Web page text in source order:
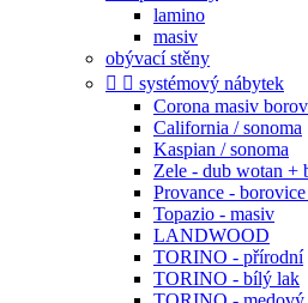
lamino
masiv
obývací stěny
  systémový nábytek
Corona masiv
California / sonoma
Kaspian / sonoma
Zele - dub wotan +
Provance -
Topazio - masiv
LANDWOOD
TORINO - přírodní
TORINO - bílý lak